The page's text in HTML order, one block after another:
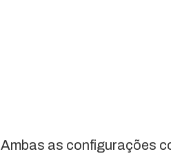
Ambas as configurações